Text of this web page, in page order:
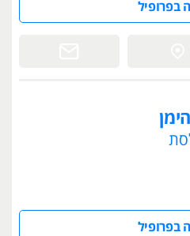
בפרופיל
בפרופיל